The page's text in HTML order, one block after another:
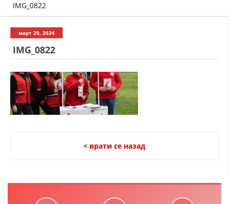
ИСТОРИЈАТ НА ЦКРМ
ЧЛЕНСТВО ВО ПРОФЕСИОНАЛНИ ТЕЛА
IMG_0822
март 20, 2024
IMG_0822
< врати се назад